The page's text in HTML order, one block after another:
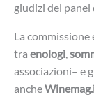
giudizi del panel
La
tra enologi,
associazioni– e
anche